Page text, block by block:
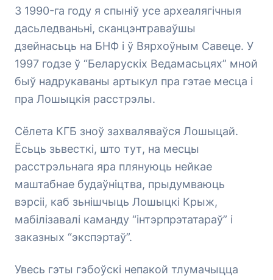
З 1990-га году я спыніў усе археалягічныя
дасьледваньні, сканцэнтраваўшы
дзейнасьць на БНФ і ў Вярхоўным Савеце. У
1997 годзе ў “Беларускіх Ведамасьцях” мной
быў надрукаваны артыкул пра гэтае месца і
пра Лошыцкія расстрэлы.
Сёлета КГБ зноў захваляваўся Лошыцай.
Ёсьць зьвесткі, што тут, на месцы
расстрэльнага яра плянуюць нейкае
маштабнае будаўніцтва, прыдумваюць
вэрсіі, каб зьнішчыць Лошыцкі Крыж,
мабілізавалі каманду “інтэрпрэтатараў” і
заказных “экспэртаў”.
Увесь гэты гэбоўскі непакой тлумачыцца